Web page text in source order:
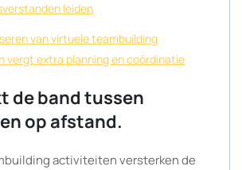
leiden
van virtuele teambuilding
vergt extra planning en coördinatie
de band tussen
op afstand.
activiteiten versterken de